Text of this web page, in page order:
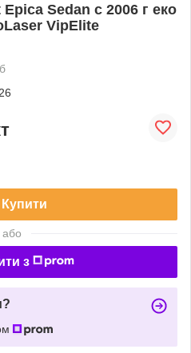
Sedan с 2006 г еко
VipElite
Купити
або
з